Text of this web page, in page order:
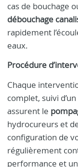
cas de bouchage
débouchage
rapidement
eaux.
Procédure
Chaque
complet, suivi
assurent le
hydrocureurs et
configuration de
régulièrement
performance et